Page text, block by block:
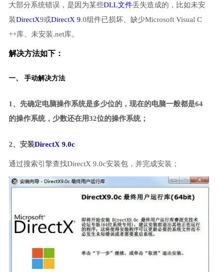
大部分系统错误，是因为某些DLL文件丢失造成的，比如未安
装DirectX9或DirectX 9.0组件已损坏、缺少Microsoft Visual C
++库、未安装.net库。
解决方法如下：
一、 手动解决方法
1、先确定电脑操作系统是多少位的，现在的电脑一般都是64
的操作系统，少数还在用32位的操作系统；
2、安装DirectX 9.0c
通过搜索引擎查找DirectX 9.0c安装包，并完成安装；